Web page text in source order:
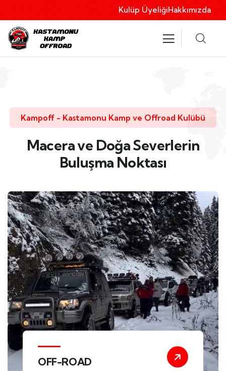
Kulüp ÜyeliğiHakkımızda
Kampoff - Kastamonu Kamp ve Offroad Kulübü
Macera ve Doğa Severlerin
Buluşma Noktası
OFF-ROAD